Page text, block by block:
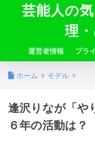
芸能人の
理
運営者情報 プラ
ホーム モデル
逢沢りなが「や
６年の活動は？